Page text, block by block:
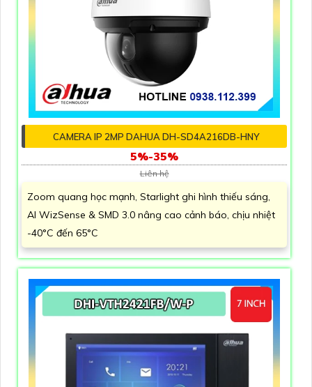
CAMERA IP 2MP DAHUA DH-SD4A216DB-HNY
5%-35%
Liên hệ
Zoom quang học mạnh, Starlight ghi hình thiếu sáng,
AI WizSense & SMD 3.0 nâng cao cảnh báo, chịu nhiệt
-40°C đến 65°C